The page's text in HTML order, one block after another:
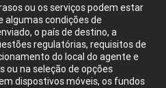
ou os serviços podem estar
algumas condições de
o país de destino, a
regulatórias, requisitos de
do local do agente e
ou na seleção de opções
dispostivos móveis, os fundos